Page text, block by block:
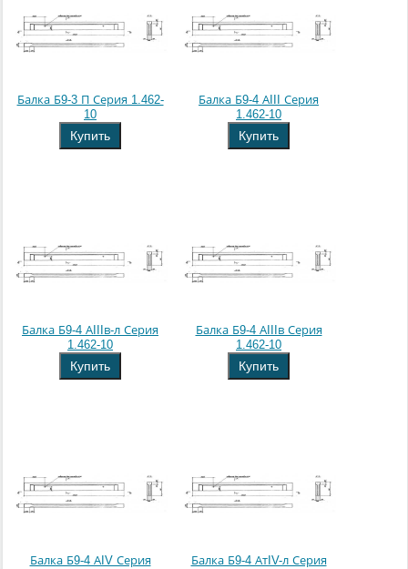
Балка Б9-3 П Серия 1.462-
10
Купить
Балка Б9-4 АIII Серия
1.462-10
Купить
Балка Б9-4 АIIIв-л Серия
1.462-10
Купить
Балка Б9-4 АIIIв Серия
1.462-10
Купить
Балка Б9-4 АIV Серия
Балка Б9-4 АтIV-л Серия